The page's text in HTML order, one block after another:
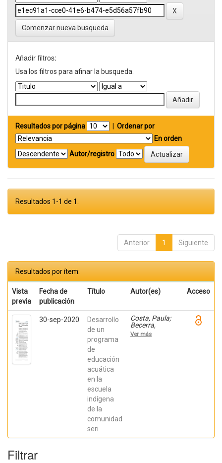
Comenzar nueva busqueda
Añadir filtros:
Usa los filtros para afinar la busqueda.
Resultados por página
Ordenar por
En orden
Autor/registro
Resultados 1-1 de 1.
Anterior 1 Siguiente
Resultados por ítem:
Vista
previa
Fecha de
publicación
Título Autor(es) Acceso
30-sep-2020
Desarrollo
de un
programa
de
educación
acuática
en la
escuela
indígena
de la
comunidad
seri
Costa, Paula;
Becerra,
Viviana;
Becerra,
Ramírez Cruz,
Ver más
Filtrar